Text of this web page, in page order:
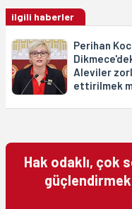
ilgili haberler
Perihan
Aleviler
ettirilmek
Hak odaklı, çok